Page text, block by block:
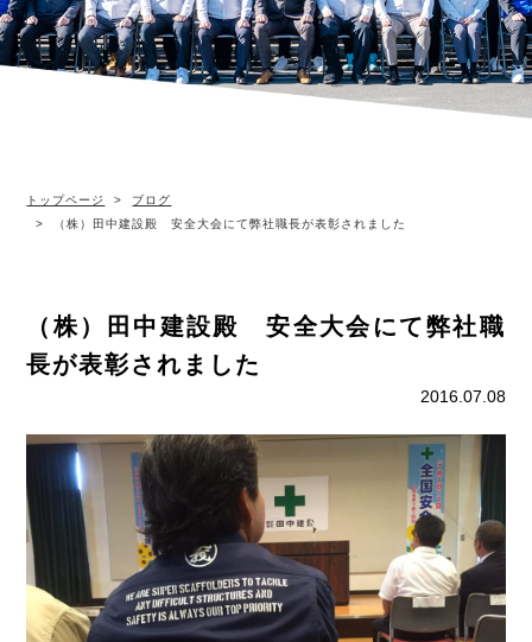
トップページ
ブログ
（株）田中建設殿 安全大会にて弊社職長が表彰されました
（株）田中建設殿 安全大会にて弊社職
長が表彰されました
2016.07.08